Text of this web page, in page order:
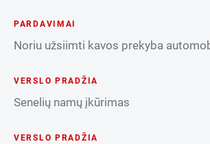
PARDAVIMAI
Noriu užsiimti kavos prekyba
VERSLO PRADŽIA
Senelių namų įkūrimas
VERSLO PRADŽIA